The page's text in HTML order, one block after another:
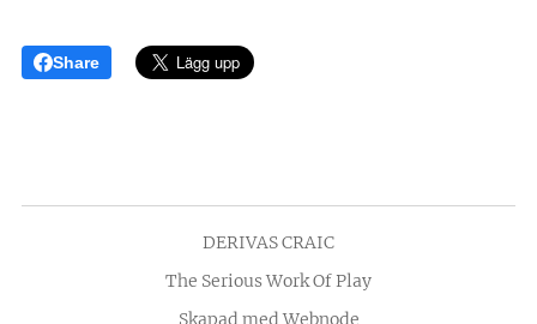
Share
DERIVAS CRAIC
The Serious Work Of Play
Skapad medWebnode